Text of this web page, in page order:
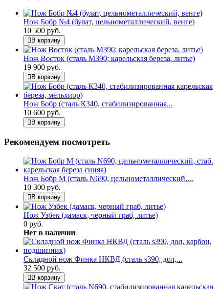
Нож Бобр №4 (булат, цельнометаллический, венге)
10 500 руб.
В корзину
Нож Восток (сталь М390; карельская береза, литье)
19 900 руб.
В корзину
Нож Бобр (сталь К340, стабилизированная...
10 600 руб.
В корзину
Рекомендуем посмотреть
Нож Бобр М (сталь N690, цельнометаллический,...
10 300 руб.
В корзину
Нож Узбек (дамаск, черный граб, литье)
0 руб.
Нет в наличии
Складной нож Финка НКВД (сталь s390, дол,...
32 500 руб.
В корзину